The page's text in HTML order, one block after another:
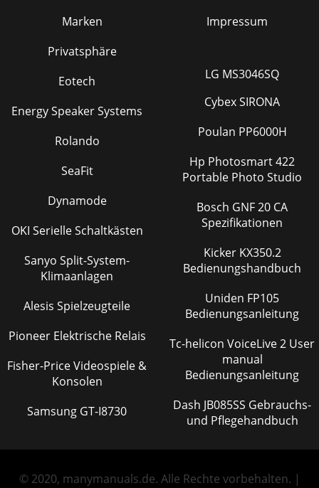
Marken
Privatsphäre
Impressum
Eotech
Energy Speaker Systems
Rolando
SeaFit
Dynamode
OKI Serielle Schaltkästen
Sanyo Split-System-
Klimaanlagen
Alesis Spielzeugteile
Pioneer Elektrische Relais
Fisher-Price Videospiele &
Konsolen
Samsung GT-I8730
LG MS3046SQ
Cybex SIRONA
Poulan PP6000H
Hp Photosmart 422
Portable Photo Studio
Bosch GNF 20 CA
Spezifikationen
Kicker KX350.2
Bedienungshandbuch
Uniden FP105
Bedienungsanleitung
Tc-helicon VoiceLive 2 User
manual
Bedienungsanleitung
Dash JB085SS Gebrauchs-
und Pflegehandbuch
© 2020, manymanuals.de. Alle Rechte vorbehalten. |